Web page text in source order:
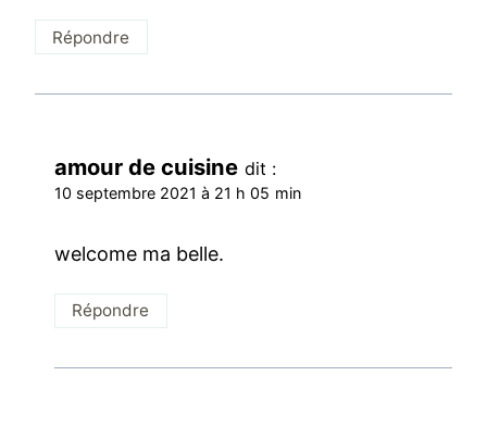
Répondre
amour de cuisine dit :
10 septembre 2021 à 21 h 05 min
welcome ma belle.
Répondre